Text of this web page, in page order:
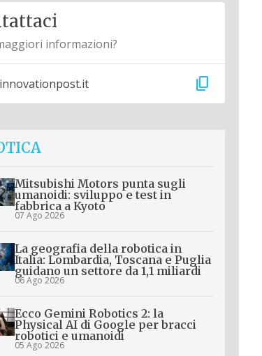
informazioni?
content_copy
Mitsubishi Motors punta sugli
umanoidi: sviluppo e test in
fabbrica a Kyoto
07 Ago 2026
La geografia della robotica in
Italia: Lombardia, Toscana e Puglia
guidano un settore da 1,1 miliardi
06 Ago 2026
Ecco Gemini Robotics 2: la
Physical AI di Google per bracci
robotici e umanoidi
05 Ago 2026